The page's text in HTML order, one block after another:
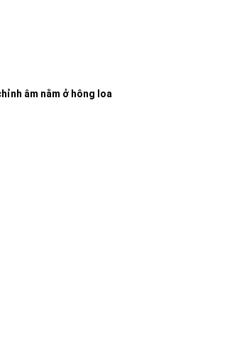
âm nằm ở hông loa